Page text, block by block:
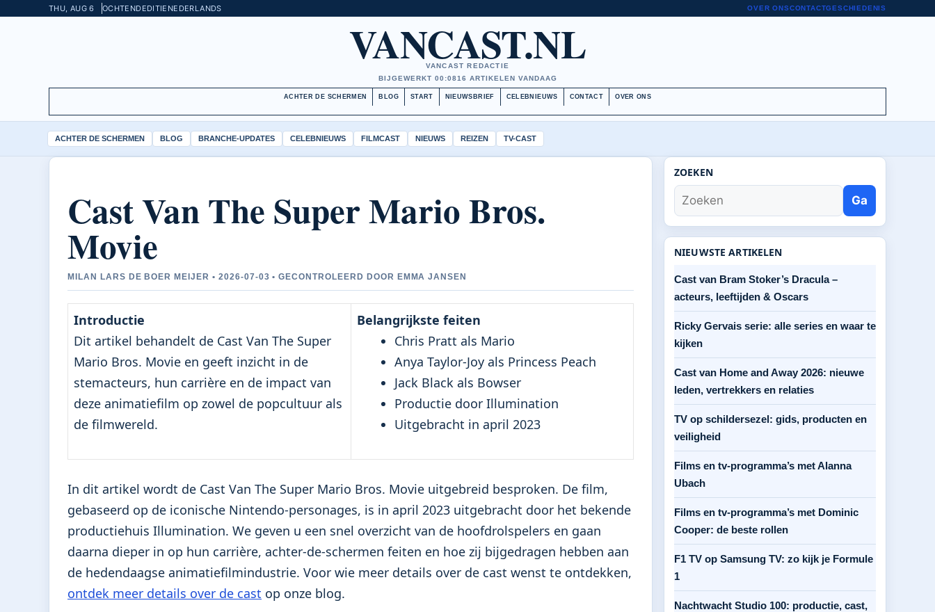
THU, AUG 6 OCHTENDEDITIE NEDERLANDS OVER ONSCONTACTGESCHIEDENIS
VANCAST.NL
VANCAST REDACTIE
BIJGEWERKT 00:0816 ARTIKELEN VANDAAG
ACHTER DE SCHERMEN BLOG START NIEUWSBRIEF CELEBNIEUWS CONTACT OVER ONS
ACHTER DE SCHERMEN BLOG BRANCHE-UPDATES CELEBNIEUWS FILMCAST NIEUWS REIZEN TV-CAST
Cast Van The Super Mario Bros.
Movie
MILAN LARS DE BOER MEIJER • 2026-07-03 • GECONTROLEERD DOOR EMMA JANSEN
Introductie
Dit artikel behandelt de Cast Van The Super
Mario Bros. Movie en geeft inzicht in de
stemacteurs, hun carrière en de impact van
deze animatiefilm op zowel de popcultuur als
de filmwereld.
Belangrijkste feiten
Chris Pratt als Mario
Anya Taylor-Joy als Princess Peach
Jack Black als Bowser
Productie door Illumination
Uitgebracht in april 2023
In dit artikel wordt de Cast Van The Super Mario Bros. Movie uitgebreid besproken. De film,
gebaseerd op de iconische Nintendo-personages, is in april 2023 uitgebracht door het bekende
productiehuis Illumination. We geven u een snel overzicht van de hoofdrolspelers en gaan
daarna dieper in op hun carrière, achter-de-schermen feiten en hoe zij bijgedragen hebben aan
de hedendaagse animatiefilmindustrie. Voor wie meer details over de cast wenst te ontdekken,
ontdek meer details over de cast op onze blog.
ZOEKEN
Ga
NIEUWSTE ARTIKELEN
Cast van Bram Stoker’s Dracula –
acteurs, leeftijden & Oscars
Ricky Gervais serie: alle series en waar te
kijken
Cast van Home and Away 2026: nieuwe
leden, vertrekkers en relaties
TV op schildersezel: gids, producten en
veiligheid
Films en tv-programma’s met Alanna
Ubach
Films en tv-programma’s met Dominic
Cooper: de beste rollen
F1 TV op Samsung TV: zo kijk je Formule
1
Nachtwacht Studio 100: productie, cast,